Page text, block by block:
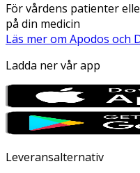
För vårdens patienter
på din medicin
Läs mer om Apodos och
Ladda ner vår app
Leveransalternativ